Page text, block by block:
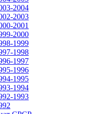
2004
2003
2001
2000
1999
1998
1997
1996
1995
1994
1993